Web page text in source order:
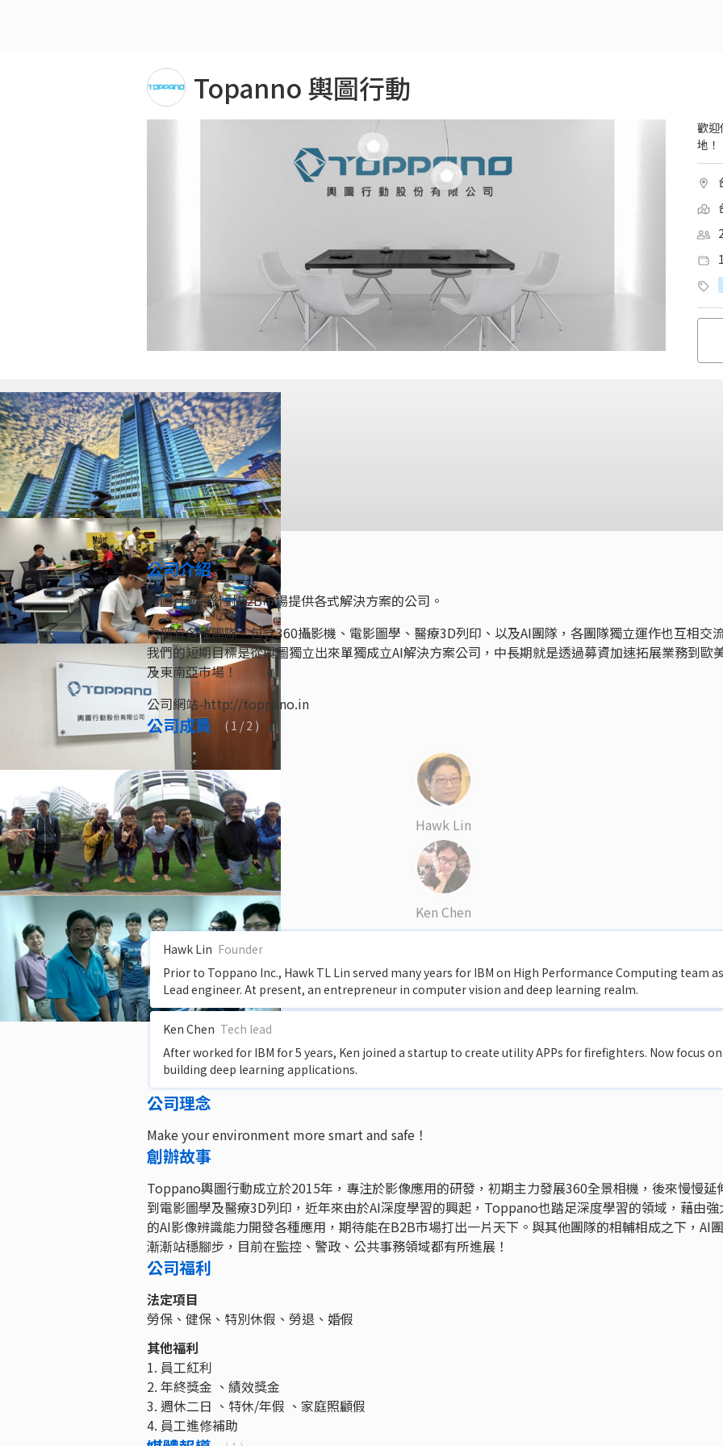
Topanno 輿圖行動
歡
地！
公司介紹
輿圖行動是針對B2B市場提供各式解決方案的公司。
內部有各種團隊，包含360攝影機、電影圖學、醫療3D列印、以及AI團隊，各團隊獨立運作也互相交
我們的短期目標是從輿圖獨立出來單獨成立AI解決方案公司，中長期就是透過募資加速拓展業務到歐
及東南亞市場！
公司網站-http://toppano.in
公司成員 ( 1 / 2 )
Hawk Lin
Ken Chen
Hawk Lin Founder
Prior to Toppano Inc., Hawk TL Lin served many years for IBM on High Performance Computing team as
Lead engineer. At present, an entrepreneur in computer vision and deep learning realm.
Ken Chen Tech lead
After worked for IBM for 5 years, Ken joined a startup to create utility APPs for firefighters. Now focus on
building deep learning applications.
公司理念
Make your environment more smart and safe！
創辦故事
Toppano輿圖行動成立於2015年，專注於影像應用的研發，初期主力發展360全景相機，後來慢慢延
到電影圖學及醫療3D列印，近年來由於AI深度學習的興起，Toppano也踏足深度學習的領域，藉由強
的AI影像辨識能力開發各種應用，期待能在B2B市場打出一片天下。與其他團隊的相輔相成之下，AI
漸漸站穩腳步，目前在監控、警政、公共事務領域都有所進展！
公司福利
法定項目
勞保、健保、特別休假、勞退、婚假
其他福利
1. 員工紅利
2. 年終獎金 、績效獎金
3. 週休二日 、特休/年假 、家庭照顧假
4. 員工進修補助